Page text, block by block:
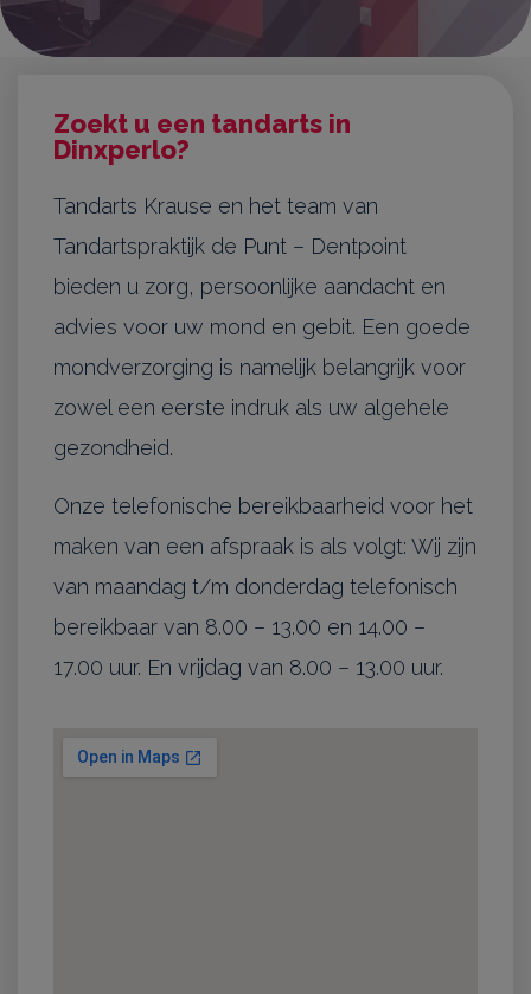
Zoekt u een tandarts in
Dinxperlo?
Tandarts Krause en het team van
Tandartspraktijk de Punt – Dentpoint
bieden u zorg, persoonlijke aandacht en
advies voor uw mond en gebit. Een goede
mondverzorging is namelijk belangrijk voor
zowel een eerste indruk als uw algehele
gezondheid.
Onze telefonische bereikbaarheid voor het
maken van een afspraak is als volgt: Wij zijn
van maandag t/m donderdag telefonisch
bereikbaar van 8.00 – 13.00 en 14.00 –
17.00 uur. En vrijdag van 8.00 – 13.00 uur.